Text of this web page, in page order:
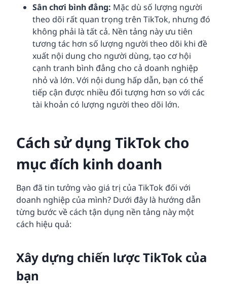
Sân chơi bình đẳng: Mặc dù số lượng người
theo dõi rất quan trọng trên TikTok, nhưng đó
không phải là tất cả. Nền tảng này ưu tiên
tương tác hơn số lượng người theo dõi khi đề
xuất nội dung cho người dùng, tạo cơ hội
cạnh tranh bình đẳng cho cả doanh nghiệp
nhỏ và lớn. Với nội dung hấp dẫn, bạn có thể
tiếp cận được nhiều đối tượng hơn so với các
tài khoản có lượng người theo dõi lớn.
Cách sử dụng TikTok cho
mục đích kinh doanh
Bạn đã tin tưởng vào giá trị của TikTok đối với
doanh nghiệp của mình? Dưới đây là hướng dẫn
từng bước về cách tận dụng nền tảng này một
cách hiệu quả:
Xây dựng chiến lược TikTok của
bạn